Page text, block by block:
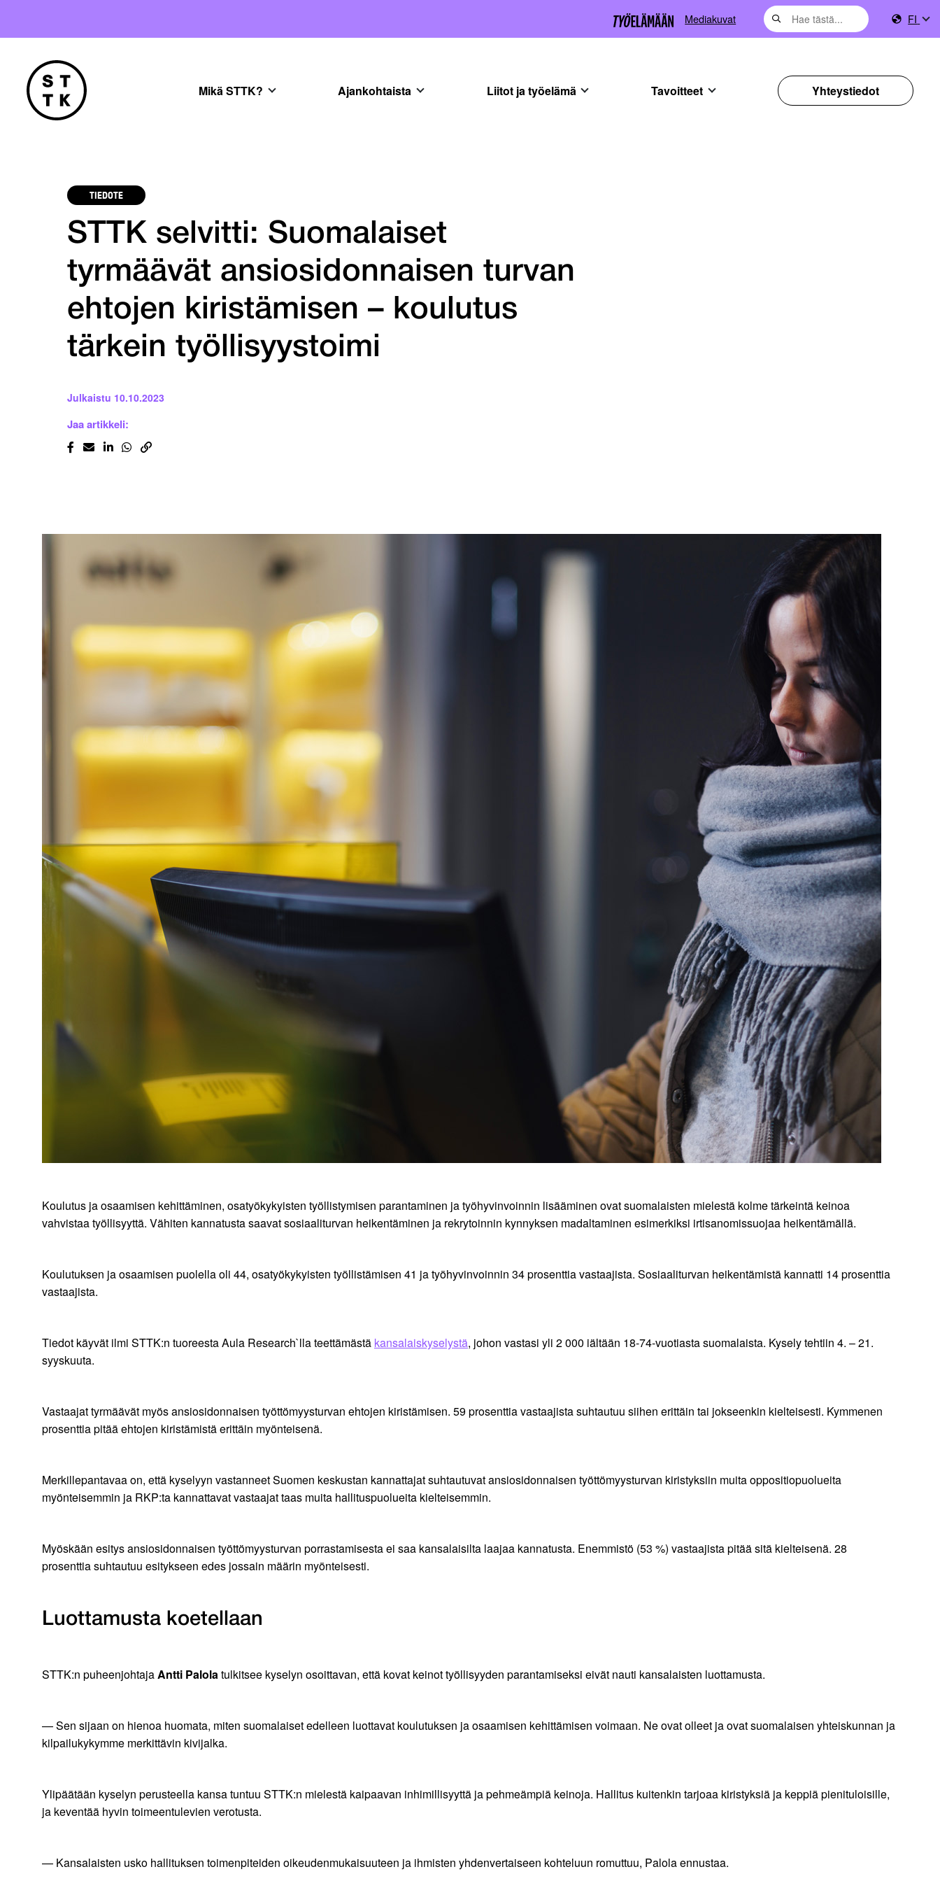
Mediakuvat FI
Mikä STTK? Ajankohtaista Liitot ja työelämä Tavoitteet Yhteystiedot
TIEDOTE
STTK selvitti: Suomalaiset
tyrmäävät ansiosidonnaisen turvan
ehtojen kiristämisen – koulutus
tärkein työllisyystoimi
Julkaistu 10.10.2023
Jaa artikkeli:
Koulutus ja osaamisen kehittäminen, osatyökykyisten työllistymisen parantaminen ja työhyvinvoinnin lisääminen ovat suomalaisten mielestä kolme tärkeintä keinoa
vahvistaa työllisyyttä. Vähiten kannatusta saavat sosiaaliturvan heikentäminen ja rekrytoinnin kynnyksen madaltaminen esimerkiksi irtisanomissuojaa heikentämällä.
Koulutuksen ja osaamisen puolella oli 44, osatyökykyisten työllistämisen 41 ja työhyvinvoinnin 34 prosenttia vastaajista. Sosiaaliturvan heikentämistä kannatti 14 prosenttia
vastaajista.
Tiedot käyvät ilmi STTK:n tuoreesta Aula Research`lla teettämästä kansalaiskyselystä, johon vastasi yli 2 000 iältään 18-74-vuotiasta suomalaista. Kysely tehtiin 4. – 21.
syyskuuta.
Vastaajat tyrmäävät myös ansiosidonnaisen työttömyysturvan ehtojen kiristämisen. 59 prosenttia vastaajista suhtautuu siihen erittäin tai jokseenkin kielteisesti. Kymmenen
prosenttia pitää ehtojen kiristämistä erittäin myönteisenä.
Merkillepantavaa on, että kyselyyn vastanneet Suomen keskustan kannattajat suhtautuvat ansiosidonnaisen työttömyysturvan kiristyksiin muita oppositiopuolueita
myönteisemmin ja RKP:ta kannattavat vastaajat taas muita hallituspuolueita kielteisemmin.
Myöskään esitys ansiosidonnaisen työttömyysturvan porrastamisesta ei saa kansalaisilta laajaa kannatusta. Enemmistö (53 %) vastaajista pitää sitä kielteisenä. 28
prosenttia suhtautuu esitykseen edes jossain määrin myönteisesti.
Luottamusta koetellaan
STTK:n puheenjohtajaAntti Palolatulkitsee kyselyn osoittavan, että kovat keinot työllisyyden parantamiseksi eivät nauti kansalaisten luottamusta.
— Sen sijaan on hienoa huomata, miten suomalaiset edelleen luottavat koulutuksen ja osaamisen kehittämisen voimaan. Ne ovat olleet ja ovat suomalaisen yhteiskunnan ja
kilpailukykymme merkittävin kivijalka.
Ylipäätään kyselyn perusteella kansa tuntuu STTK:n mielestä kaipaavan inhimillisyyttä ja pehmeämpiä keinoja. Hallitus kuitenkin tarjoaa kiristyksiä ja keppiä pienituloisille,
ja keventää hyvin toimeentulevien verotusta.
— Kansalaisten usko hallituksen toimenpiteiden oikeudenmukaisuuteen ja ihmisten yhdenvertaiseen kohteluun romuttuu, Palola ennustaa.